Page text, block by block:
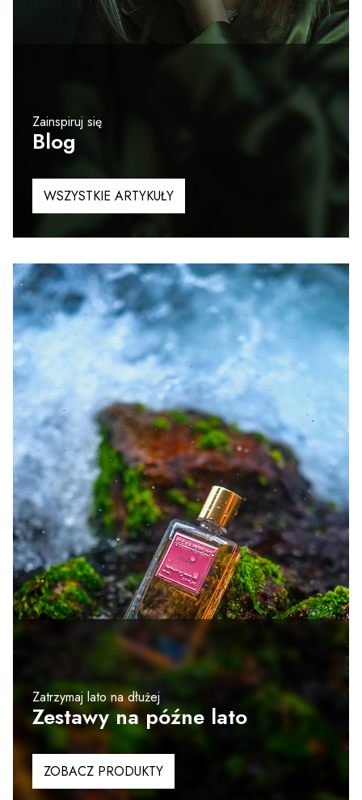
Zainspiruj się
Blog
WSZYSTKIE ARTYKUŁY
Zatrzymaj lato na dłużej
Zestawy na późne lato
ZOBACZ PRODUKTY